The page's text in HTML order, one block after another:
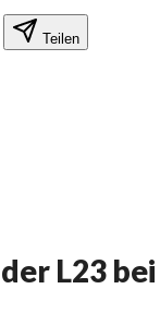
Teilen
L23 bei